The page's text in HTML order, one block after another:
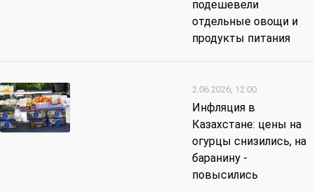
подешевели
отдельные овощи и
продукты питания
2.06.2026, 12:00
Инфляция в
Казахстане: цены на
огурцы снизились, на
баранину -
повысились